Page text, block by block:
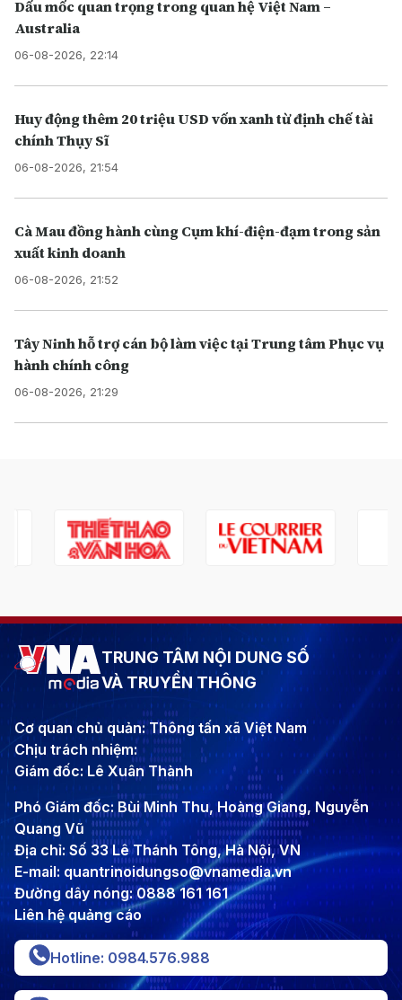
Dấu mốc quan trọng trong quan hệ Việt Nam –
Australia
06-08-2026, 22:14
Huy động thêm 20 triệu USD vốn xanh từ định chế tài
chính Thụy Sĩ
06-08-2026, 21:54
Cà Mau đồng hành cùng Cụm khí-điện-đạm trong sản
xuất kinh doanh
06-08-2026, 21:52
Tây Ninh hỗ trợ cán bộ làm việc tại Trung tâm Phục vụ
hành chính công
06-08-2026, 21:29
TRUNG TÂM NỘI DUNG SỐ
VÀ TRUYỀN THÔNG
Cơ quan chủ quản: Thông tấn xã Việt Nam
Chịu trách nhiệm:
Giám đốc: Lê Xuân Thành
Phó Giám đốc: Bùi Minh Thu, Hoàng Giang, Nguyễn
Quang Vũ
Địa chỉ: Số 33 Lê Thánh Tông, Hà Nội, VN
E-mail: quantrinoidungso@vnamedia.vn
Đường dây nóng: 0888 161 161
Liên hệ quảng cáo
Hotline: 0984.576.988